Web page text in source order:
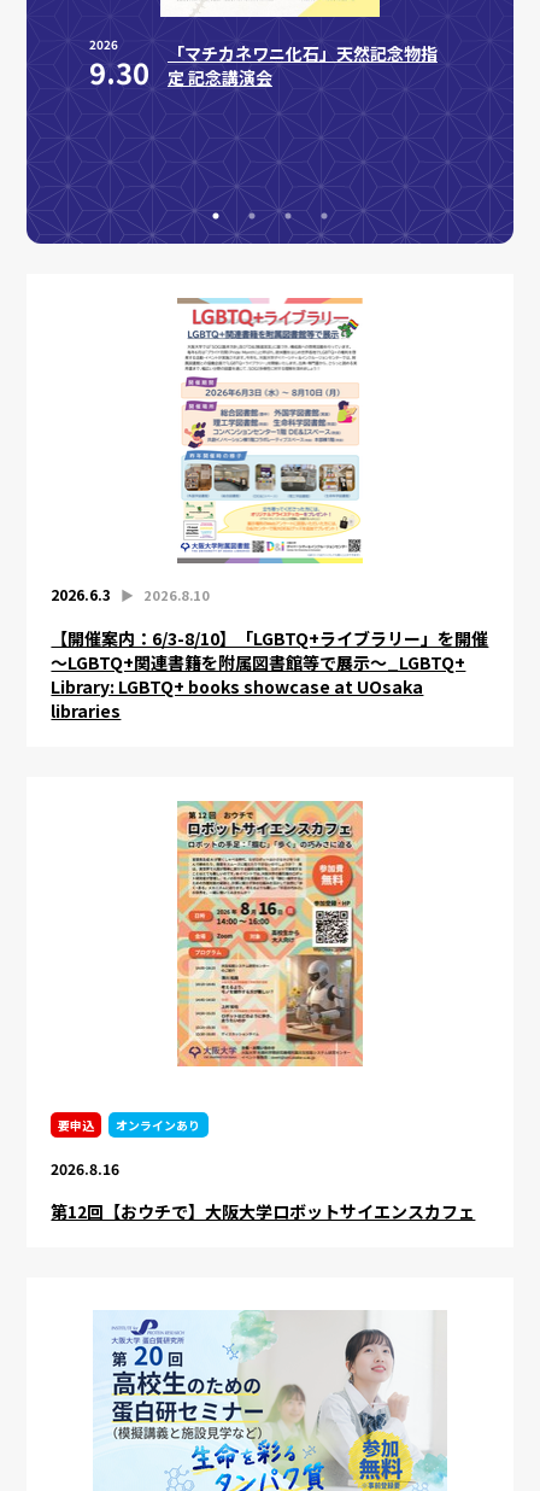
2026
9.30
「マチカネワニ化石」天然記念物指
定 記念講演会
2026.6.3 ▶︎ 2026.8.10
【開催案内：6/3-8/10】「LGBTQ+ライブラリー」を開催
～LGBTQ+関連書籍を附属図書館等で展示～_LGBTQ+
Library: LGBTQ+ books showcase at UOsaka
libraries
要申込 オンラインあり
2026.8.16
第12回【おウチで】大阪大学ロボットサイエンスカフェ